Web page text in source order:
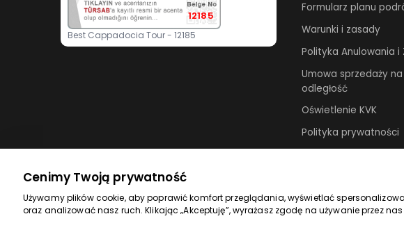
12185
Best Cappadocia Tour - 12185
Formularz planu
Warunki i zasady
Polityka Anulowania i
Umowa sprzedaży na
odległość
Oświetlenie KVK
Polityka prywatności
© 2026 bestcappadociatour.com. Wszelkie prawa zastrzeżone.
Cenimy Twoją prywatność
Używamy plików cookie, aby poprawić komfort przeglądania, wyświetlać
oraz analizować nasz ruch. Klikając „Akceptuję”, wyrażasz zgodę na używanie przez